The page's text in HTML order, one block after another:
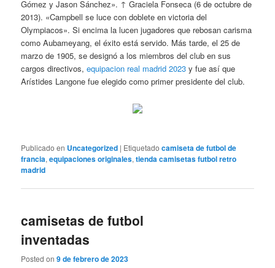
Gómez y Jason Sánchez». ↑ Graciela Fonseca (6 de octubre de
2013). «Campbell se luce con doblete en victoria del
Olympiacos». Si encima la lucen jugadores que rebosan carisma
como Aubameyang, el éxito está servido. Más tarde, el 25 de
marzo de 1905, se designó a los miembros del club en sus
cargos directivos,equipacion real madrid 2023 y fue así que
Arístides Langone fue elegido como primer presidente del club.
Publicado en Uncategorized | Etiquetado camiseta de futbol de
francia,equipaciones originales,tienda camisetas futbol retro
madrid
camisetas de futbol
inventadas
Posted on9 de febrero de 2023